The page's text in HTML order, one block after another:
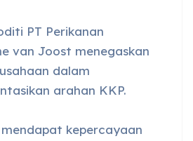
PT Perikanan
van Joost menegaskan
dalam
arahan KKP.
kepercayaan